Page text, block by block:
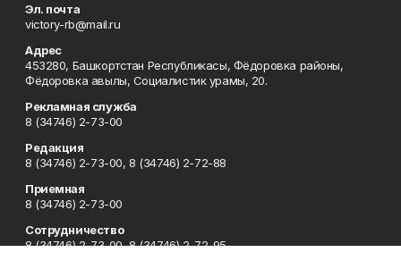
Эл. почта
victory-rb@mail.ru
Адрес
453280, Башкортстан Республикасы, Фёдоровка районы,
Фёдоровка авылы, Социалистик урамы, 20.
Рекламная служба
8 (34746) 2-73-00
Редакция
8 (34746) 2-73-00, 8 (34746) 2-72-88
Приемная
8 (34746) 2-73-00
Сотрудничество
8 (34746) 2-73-00, 8 (34746) 2-72-95